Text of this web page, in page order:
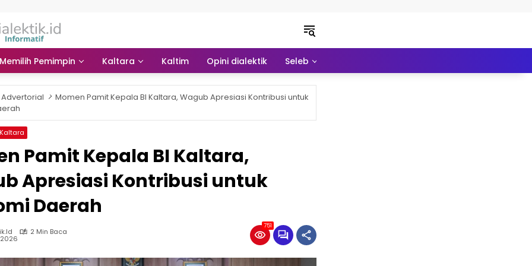
Memilih Pemimpin Kaltara Kaltim Opini dialektik Seleb
Advertorial
Momen Pamit Kepala BI Kaltara, Wagub Apresiasi Kontribusi untuk
Kaltara
Pamit Kepala BI Kaltara,
Apresiasi Kontribusi untuk
Daerah
2 Min Baca
2026
751